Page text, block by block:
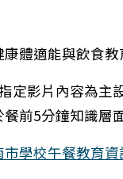
體適能與飲食教
定影片內容為
前5分鐘知識層
市學校午餐教育